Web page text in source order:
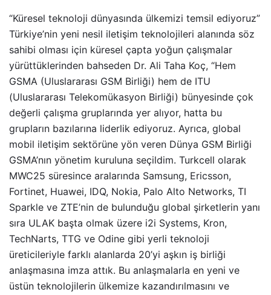
“Küresel teknoloji dünyasında ülkemizi temsil ediyoruz”
Türkiye’nin yeni nesil iletişim teknolojileri alanında söz
sahibi olması için küresel çapta yoğun çalışmalar
yürüttüklerinden bahseden Dr. Ali Taha Koç, “Hem
GSMA (Uluslararası GSM Birliği) hem de ITU
(Uluslararası Telekomükasyon Birliği) bünyesinde çok
değerli çalışma gruplarında yer alıyor, hatta bu
grupların bazılarına liderlik ediyoruz. Ayrıca, global
mobil iletişim sektörüne yön veren Dünya GSM Birliği
GSMA’nın yönetim kuruluna seçildim. Turkcell olarak
MWC25 süresince aralarında Samsung, Ericsson,
Fortinet, Huawei, IDQ, Nokia, Palo Alto Networks, TI
Sparkle ve ZTE’nin de bulunduğu global şirketlerin yanı
sıra ULAK başta olmak üzere i2i Systems, Kron,
TechNarts, TTG ve Odine gibi yerli teknoloji
üreticileriyle farklı alanlarda 20’yi aşkın iş birliği
anlaşmasına imza attık. Bu anlaşmalarla en yeni ve
üstün teknolojilerin ülkemize kazandırılmasını ve